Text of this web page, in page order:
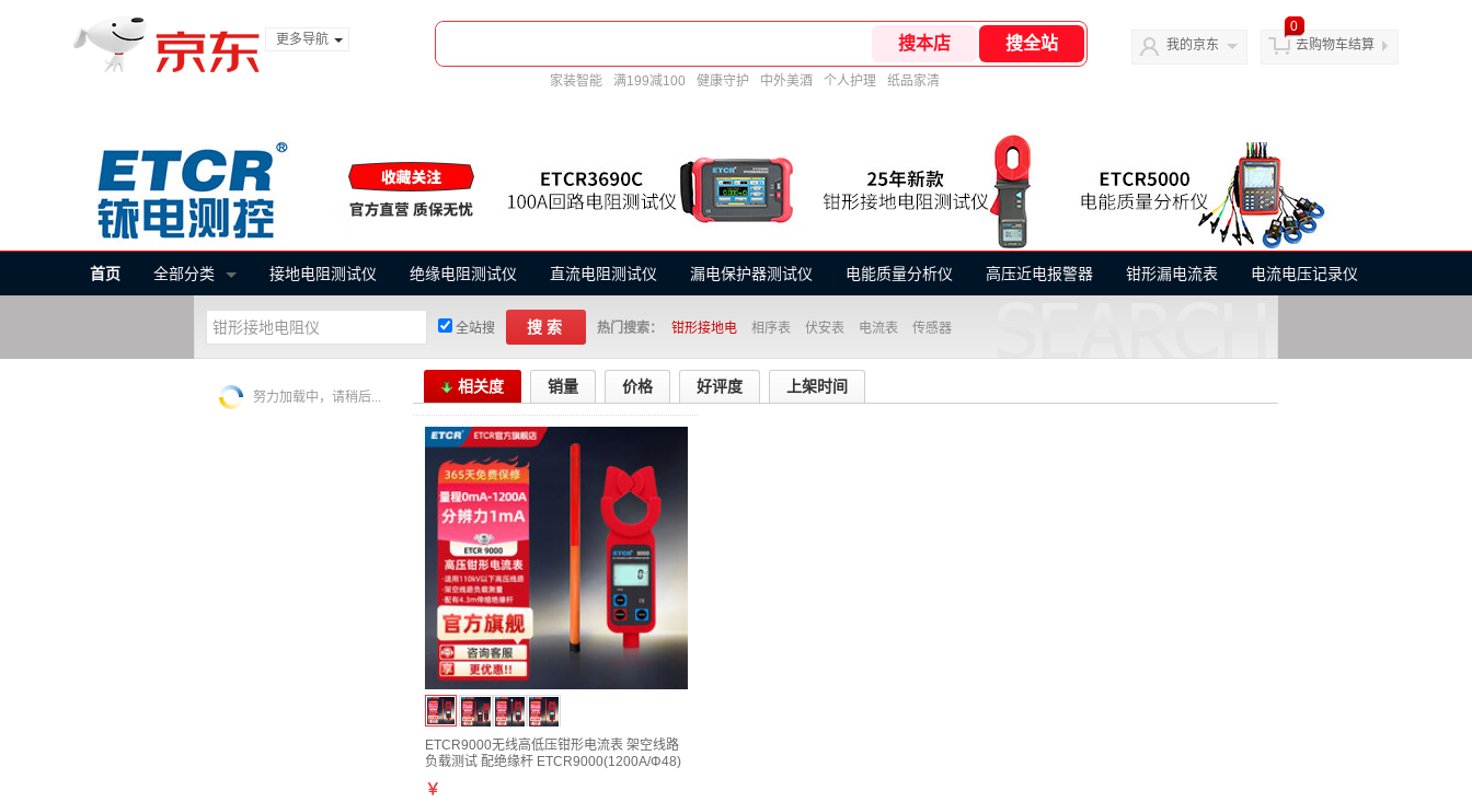
更多导航
家装智能 满199减100 健康守护 中外美酒 个人护理 纸品家清
我的京东
0
去购物车结算
首页 全部分类 接地电阻测试仪 绝缘电阻测试仪 直流电阻测试仪 漏电保护器测试仪 电能质量分析仪 高压近电报警器 钳形漏电流表 电流电压记录仪
全站搜 搜索 热门搜索： 钳形接地电 相序表 伏安表 电流表 传感器
努力加载中，请稍后...
相关度 销量 价格 好评度 上架时间
ETCR9000无线高低压钳形电流表 架空线路
负载测试 配绝缘杆 ETCR9000(1200A/Φ48)
￥